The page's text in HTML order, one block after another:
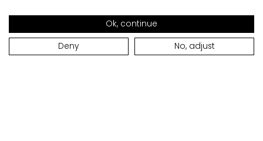
Ok, continue
Deny
No, adjust